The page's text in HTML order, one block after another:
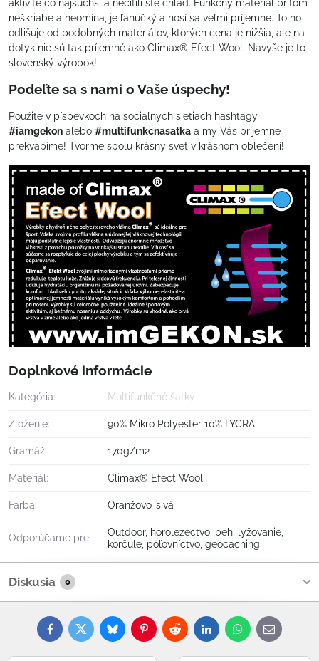
aktivite čo najsuchší a necítili ste chlad. Funkčný materiál pritom
neškriabe a neomína, je ľahučký a nosí sa veľmi príjemne. To ho
odlišuje od podobných materiálov, ktorých cena je nižšia, ale na
dotyk nie sú tak príjemné ako Climax® Efect Wool. Navyše je to
slovenský výrobok!
Podeľte sa s nami o Vaše úspechy!
Použite v píspevkoch na sociálnych sietiach hashtagy
#iamgekon alebo #multifunkcnasatka a my Vás príjemne
prekvapíme! Tvorme spolu krásny svet v krásnom oblečení!
Doplnkové informácie
Kategória: Multifunkčné šatky
Zloženie: 90% Mikro Polyester 10% LYCRA
Gramáž: 170g/m2
Materiál: Climax® Efect Wool
Farba: Oranžovo-sivá
Odporúčame pre:
Outdoor, horolezectvo, beh, lyžovanie,
korčule, poľovníctvo, geocaching
Diskusia 0
FacebookTwitterBlueskyPinterestRedditLinkedInWhatsApp
E-
mail